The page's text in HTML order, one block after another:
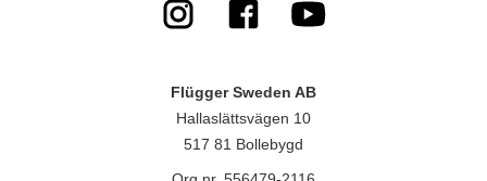
Flügger Sweden AB
Hallaslättsvägen 10
517 81 Bollebygd